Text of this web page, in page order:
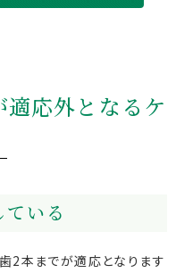
適応外となるケ
いる
2本までが適応となります